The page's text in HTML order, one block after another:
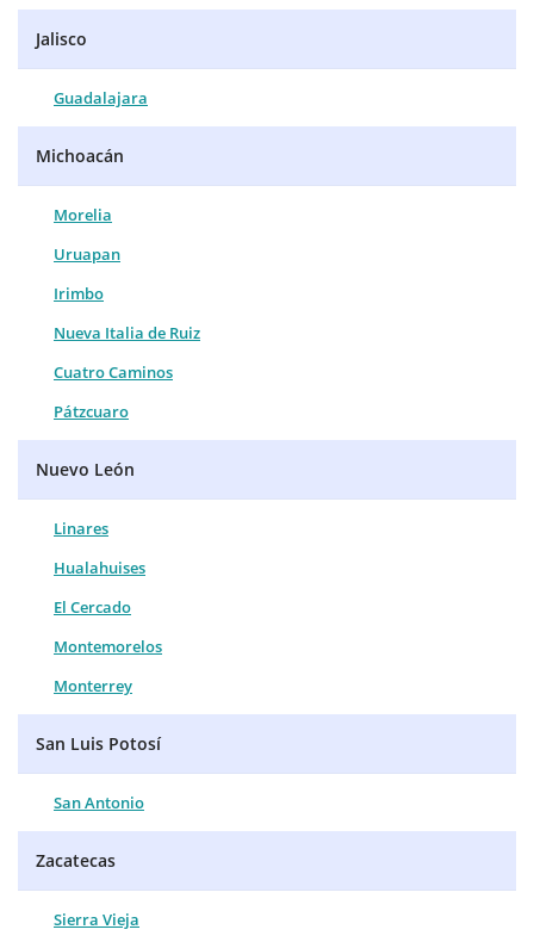
Jalisco
Guadalajara
Michoacán
Morelia
Uruapan
Irimbo
Nueva Italia de Ruiz
Cuatro Caminos
Pátzcuaro
Nuevo León
Linares
Hualahuises
El Cercado
Montemorelos
Monterrey
San Luis Potosí
San Antonio
Zacatecas
Sierra Vieja